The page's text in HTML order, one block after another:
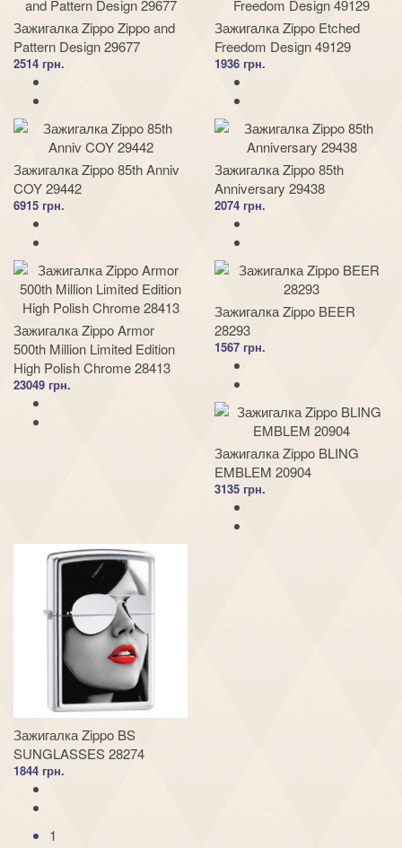
Зажигалка Zippo Zippo and
Pattern Design 29677
2514 грн.
Зажигалка Zippo Etched
Freedom Design 49129
1936 грн.
Зажигалка Zippo 85th Anniv
COY 29442
6915 грн.
Зажигалка Zippo 85th
Anniversary 29438
2074 грн.
Зажигалка Zippo Armor
500th Million Limited Edition
High Polish Chrome 28413
23049 грн.
Зажигалка Zippo BEER
28293
1567 грн.
Зажигалка Zippo BLING
EMBLEM 20904
3135 грн.
Зажигалка Zippo BS
SUNGLASSES 28274
1844 грн.
1